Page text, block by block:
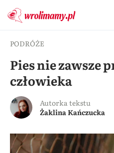
PODRÓŻE
Pies nie zawsze
człowieka
Autorka tekstu
Żaklina Kańczucka